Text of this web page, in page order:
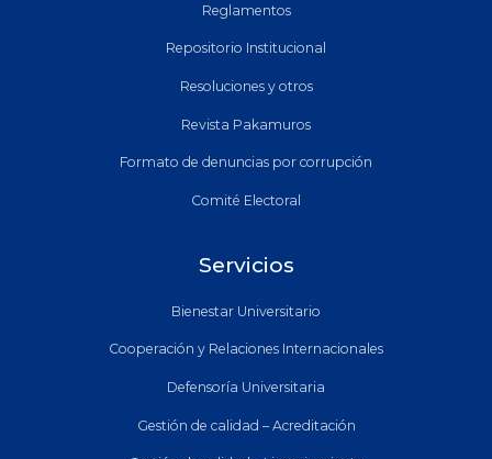
Reglamentos
Repositorio Institucional
Resoluciones y otros
Revista Pakamuros
Formato de denuncias por corrupción
Comité Electoral
Servicios
Bienestar Universitario
Cooperación y Relaciones Internacionales
Defensoría Universitaria
Gestión de calidad – Acreditación